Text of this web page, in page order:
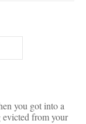
you got into a
from your